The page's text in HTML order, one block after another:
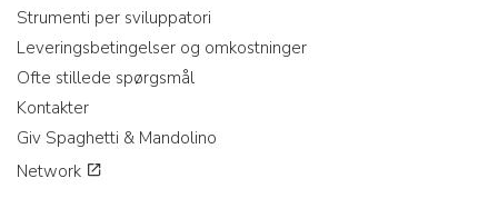
Strumenti per sviluppatori
Leveringsbetingelser og omkostninger
Ofte stillede spørgsmål
Kontakter
Giv Spaghetti & Mandolino
Network